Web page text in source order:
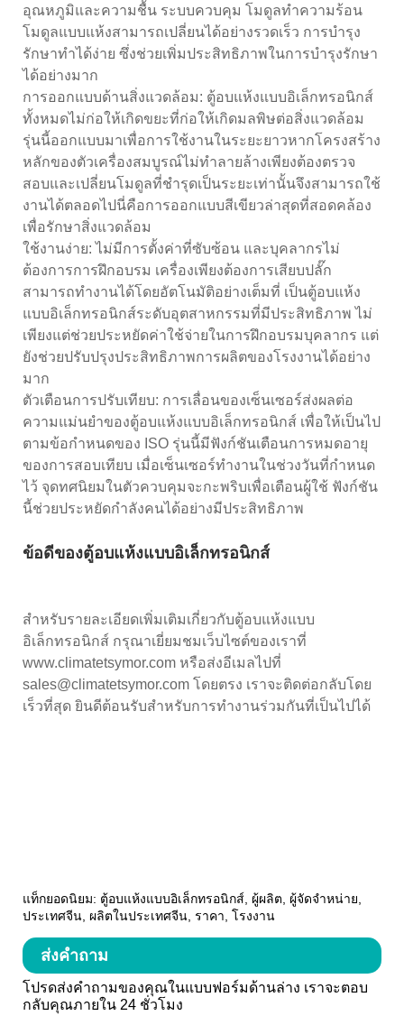
อุณหภูมิและความชื้น ระบบควบคุม โมดูลทำความร้อน
โมดูลแบบแห้งสามารถเปลี่ยนได้อย่างรวดเร็ว การบำรุง
รักษาทำได้ง่าย ซึ่งช่วยเพิ่มประสิทธิภาพในการบำรุงรักษา
ได้อย่างมาก
การออกแบบด้านสิ่งแวดล้อม: ตู้อบแห้งแบบอิเล็กทรอนิกส์
ทั้งหมดไม่ก่อให้เกิดขยะที่ก่อให้เกิดมลพิษต่อสิ่งแวดล้อม
รุ่นนี้ออกแบบมาเพื่อการใช้งานในระยะยาวหากโครงสร้าง
หลักของตัวเครื่องสมบูรณ์ไม่ทำลายล้างเพียงต้องตรวจ
สอบและเปลี่ยนโมดูลที่ชำรุดเป็นระยะเท่านั้นจึงสามารถใช้
งานได้ตลอดไปนี่คือการออกแบบสีเขียวล่าสุดที่สอดคล้อง
เพื่อรักษาสิ่งแวดล้อม
ใช้งานง่าย: ไม่มีการตั้งค่าที่ซับซ้อน และบุคลากรไม่
ต้องการการฝึกอบรม เครื่องเพียงต้องการเสียบปลั๊ก
สามารถทำงานได้โดยอัตโนมัติอย่างเต็มที่ เป็นตู้อบแห้ง
แบบอิเล็กทรอนิกส์ระดับอุตสาหกรรมที่มีประสิทธิภาพ ไม่
เพียงแต่ช่วยประหยัดค่าใช้จ่ายในการฝึกอบรมบุคลากร แต่
ยังช่วยปรับปรุงประสิทธิภาพการผลิตของโรงงานได้อย่าง
มาก
ตัวเตือนการปรับเทียบ: การเลื่อนของเซ็นเซอร์ส่งผลต่อ
ความแม่นยำของตู้อบแห้งแบบอิเล็กทรอนิกส์ เพื่อให้เป็นไป
ตามข้อกำหนดของ ISO รุ่นนี้มีฟังก์ชันเตือนการหมดอายุ
ของการสอบเทียบ เมื่อเซ็นเซอร์ทำงานในช่วงวันที่กำหนด
ไว้ จุดทศนิยมในตัวควบคุมจะกะพริบเพื่อเตือนผู้ใช้ ฟังก์ชัน
นี้ช่วยประหยัดกำลังคนได้อย่างมีประสิทธิภาพ
ข้อดีของตู้อบแห้งแบบอิเล็กทรอนิกส์
สำหรับรายละเอียดเพิ่มเติมเกี่ยวกับตู้อบแห้งแบบ
อิเล็กทรอนิกส์ กรุณาเยี่ยมชมเว็บไซต์ของเราที่
www.climatetsymor.com หรือส่งอีเมลไปที่
sales@climatetsymor.com โดยตรง เราจะติดต่อกลับโดย
เร็วที่สุด ยินดีต้อนรับสำหรับการทำงานร่วมกันที่เป็นไปได้
แท็กยอดนิยม: ตู้อบแห้งแบบอิเล็กทรอนิกส์, ผู้ผลิต, ผู้จัดจำหน่าย,
ประเทศจีน, ผลิตในประเทศจีน, ราคา, โรงงาน
ส่งคำถาม
โปรดส่งคำถามของคุณในแบบฟอร์มด้านล่าง เราจะตอบ
กลับคุณภายใน 24 ชั่วโมง